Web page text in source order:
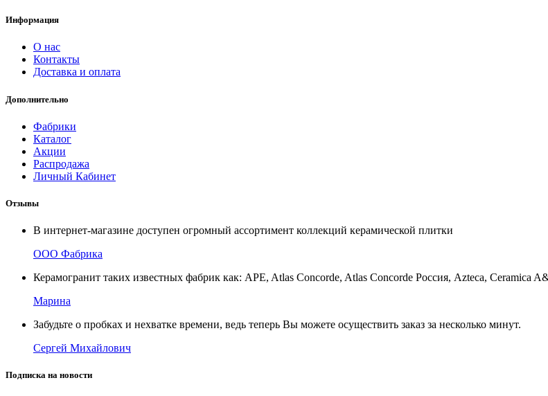
Информация
О нас
Контакты
Доставка и оплата
Дополнительно
Фабрики
Каталог
Акции
Распродажа
Личный Кабинет
Отзывы
В интернет-магазине доступен огромный ассортимент коллекций керамической плитки
ООО Фабрика
Керамогранит таких известных фабрик как: APE, Atlas Concorde, Atlas Concorde Россия, Azteca, Ceramica
Марина
Забудьте о пробках и нехватке времени, ведь теперь Вы можете осуществить заказ за несколько минут.
Сергей Михайлович
Подписка на новости